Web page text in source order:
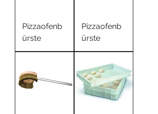
Pizzaofenb
ürste
Pizzaofenb
ürste